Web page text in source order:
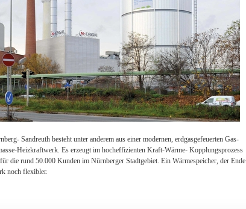
Sandreuth besteht unter anderem aus einer modernen, erdgasgefeuerten Gas-
Heizkraftwerk. Es erzeugt im hocheffizienten Kraft-Wärme- Kopplungsprozess
die rund 50.000 Kunden im Nürnberger Stadtgebiet. Ein Wärmespeicher, der Ende
noch flexibler.